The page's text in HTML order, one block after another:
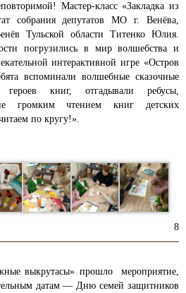
Мастер-класс «Закладка из
собрания депутатов МО г. Венёва,
Тульской области Титенко Юлия.
погрузились в мир волшебства и
интерактивной игре «Остров
вспоминали волшебные сказочные
книг, отгадывали ребусы,
громким чтением книг детских
по кругу!».
8
выкрутасы» прошло мероприятие,
датам — Дню семей защитников